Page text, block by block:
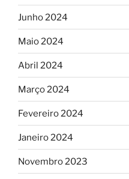
Junho 2024
Maio 2024
Abril 2024
Março 2024
Fevereiro 2024
Janeiro 2024
Novembro 2023